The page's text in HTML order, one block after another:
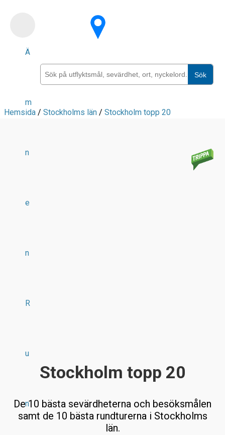
Ä
m
n
e
n
R
u
n
Sök
Hemsida / Stockholms län / Stockholm topp 20
Stockholm topp 20
De 10 bästa sevärdheterna och besöksmålen
samt de 10 bästa rundturerna i Stockholms
län.